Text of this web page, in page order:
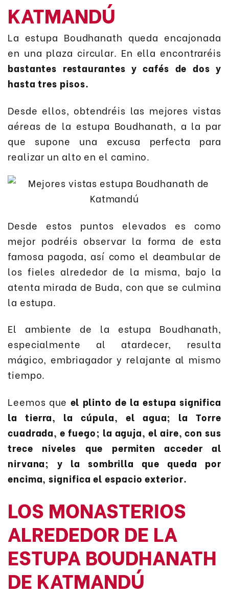
KATMANDÚ
La estupa Boudhanath queda encajonada
en una plaza circular. En ella encontraréis
bastantes restaurantes y cafés de dos y
hasta tres pisos.
Desde ellos, obtendréis las mejores vistas
aéreas de la estupa Boudhanath, a la par
que supone una excusa perfecta para
realizar un alto en el camino.
Desde estos puntos elevados es como
mejor podréis observar la forma de esta
famosa pagoda, así como el deambular de
los fieles alrededor de la misma, bajo la
atenta mirada de Buda, con que se culmina
la estupa.
El ambiente de la estupa Boudhanath,
especialmente al atardecer, resulta
mágico, embriagador y relajante al mismo
tiempo.
Leemos que el plinto de la estupa significa
la tierra, la cúpula, el agua; la Torre
cuadrada, e fuego; la aguja, el aire, con sus
trece niveles que permiten acceder al
nirvana; y la sombrilla que queda por
encima, significa el espacio exterior.
LOS MONASTERIOS
ALREDEDOR DE LA
ESTUPA BOUDHANATH
DE KATMANDÚ